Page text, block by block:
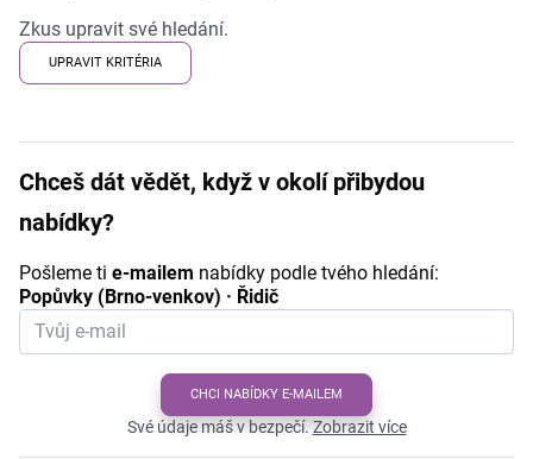
Zkus upravit své hledání.
UPRAVIT KRITÉRIA
Chceš dát vědět, když v okolí přibydou
nabídky?
Pošleme ti e-mailem nabídky podle tvého hledání:
Popůvky (Brno-venkov) · Řidič
CHCI NABÍDKY E-MAILEM
Své údaje máš v bezpečí.Zobrazit více